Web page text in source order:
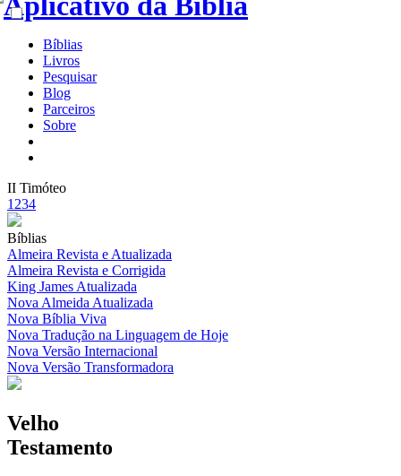
Bíblias
Livros
Pesquisar
Blog
Parceiros
Sobre
II Timóteo
1 234
Bíblias
Almeira Revista e Atualizada
Almeira Revista e Corrigida
King James Atualizada
Nova Almeida Atualizada
Nova Bíblia Viva
Nova Tradução na Linguagem de Hoje
Nova Versão Internacional
Nova Versão Transformadora
Velho
Testamento